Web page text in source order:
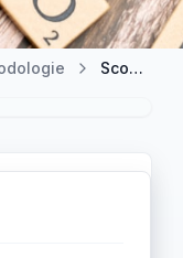
Scoprire il Sostegno Didattico: Strumenti e Vantaggi per l'Apprendimento